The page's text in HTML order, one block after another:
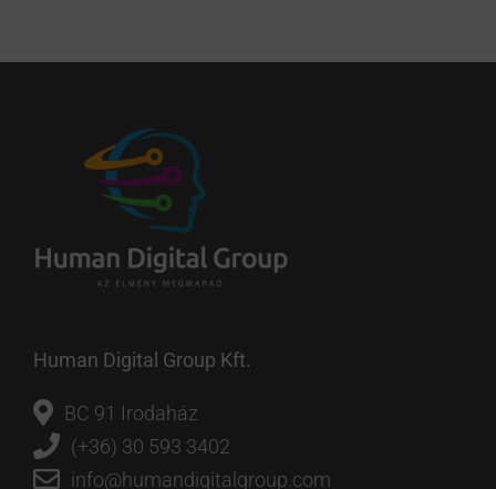
Human Digital Group Kft.
BC 91 Irodaház
(+36) 30 593 3402
info@humandigitalgroup.com